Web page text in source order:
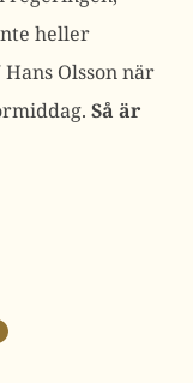
heller
Olsson när
Så är